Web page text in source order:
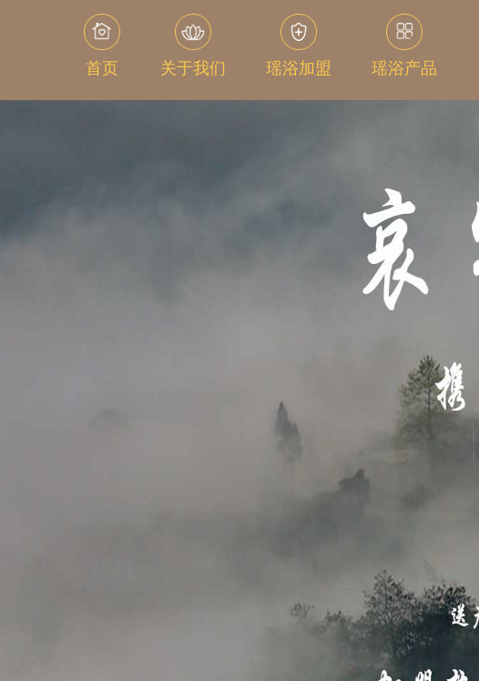
首页 关于我们 瑶浴加盟 瑶浴产品